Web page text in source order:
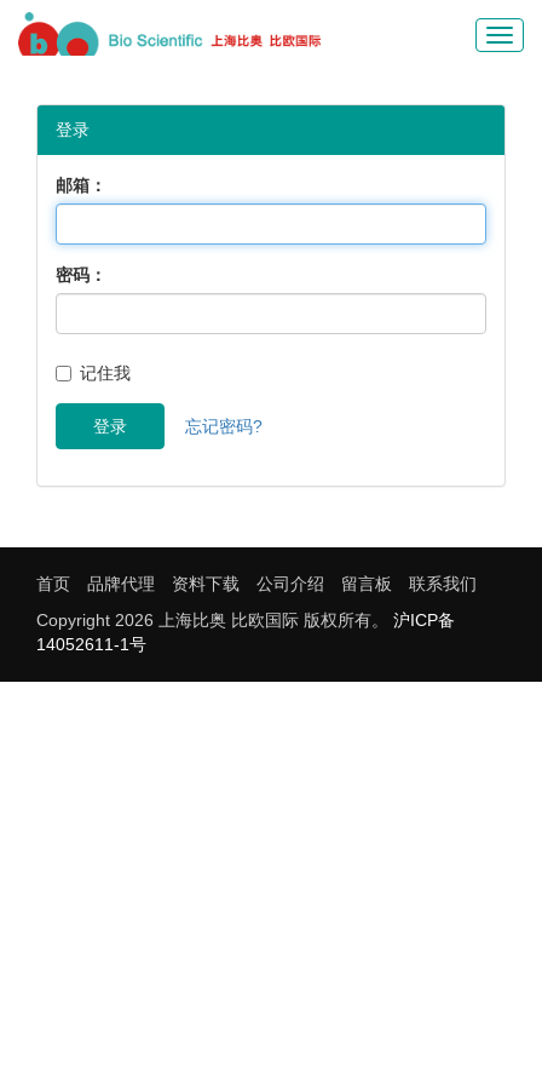
登录
邮箱：
密码：
记住我
登录 忘记密码?
首页 品牌代理 资料下载 公司介绍 留言板
联系我们
Copyright 2026 上海比奥 比欧国际 版权所有。 沪ICP备
14052611-1号